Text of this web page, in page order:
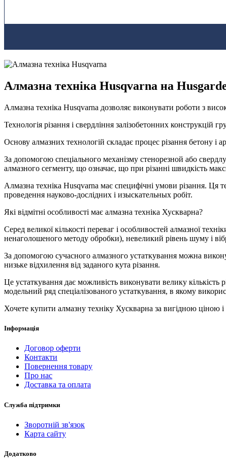
Алмазна техніка Husqvarna на
Алмазна техніка Husqvarna дозволяє виконувати роботи з
Технологія різання і свердління залізобетонних конструкцій
Основу алмазних технологій складає процес різання бетону і
За допомогою спеціального механізму стенорезной або
алмазного сегменту, що означає, що при різанні швидкість
Алмазна техніка Husqvarna має специфічні умови різання. Ця
проведення науково-дослідних і изыскательных робіт.
Які відмітні особливості має алмазна техніка Хускварна?
Серед великої кількості переваг і особливостей алмазної
ненаголошеного методу обробки), невеликий рівень шуму і
За допомогою сучасного алмазного устаткування можна
низьке відхилення від заданого кута різання.
Це устаткування дає можливість виконувати велику
модельний ряд спеціалізованого устаткування, в якому
Хочете купити алмазну техніку Хускварна за вигідною
Інформація
Договор оферти
Контакти
Повернення товару
Про нас
Доставка та оплата
Служба підтримки
Зворотній зв'язок
Карта сайту
Додатково